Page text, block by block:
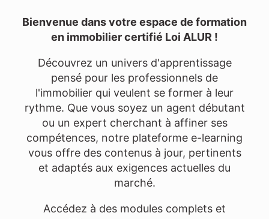
Bienvenue dans votre espace de formation
en immobilier certifié Loi ALUR !
Découvrez un univers d'apprentissage
pensé pour les professionnels de
l'immobilier qui veulent se former à leur
rythme. Que vous soyez un agent débutant
ou un expert cherchant à affiner ses
compétences, notre plateforme e-learning
vous offre des contenus à jour, pertinents
et adaptés aux exigences actuelles du
marché.
Accédez à des modules complets et